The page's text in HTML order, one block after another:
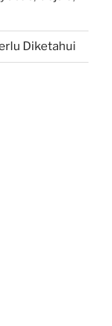
Diketahui